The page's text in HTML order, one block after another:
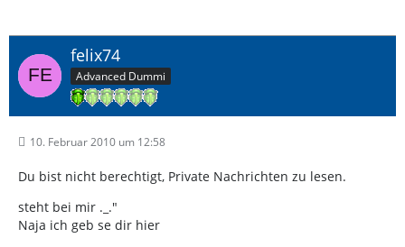
felix74
Advanced Dummi
10. Februar 2010 um 12:58
Du bist nicht berechtigt, Private Nachrichten zu lesen.
steht bei mir ._."
Naja ich geb se dir hier